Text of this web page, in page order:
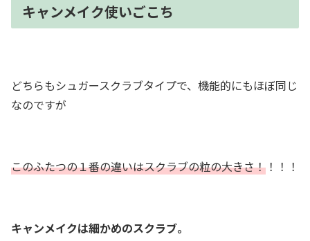
キャンメイク使いごこち
どちらもシュガースクラブタイプで、機能的にもほぼ同じ
なのですが
このふたつの１番の違いはスクラブの粒の大きさ！ ！！！
キャンメイクは細かめのスクラブ。